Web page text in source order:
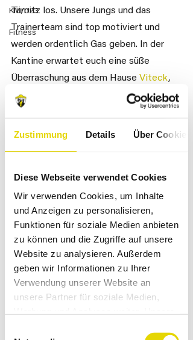
Zustimmung Details Über Cookies
Diese Webseite verwendet Cookies
Wir verwenden Cookies, um Inhalte
und Anzeigen zu personalisieren,
Funktionen für soziale Medien anbieten
zu können und die Zugriffe auf unsere
Website zu analysieren. Außerdem
geben wir Informationen zu Ihrer
Verwendung unserer Website an
unsere Partner für soziale Medien,
KM/U23
Fitness
Türnitz los. Unsere Jungs und das
Trainerteam sind top motiviert und
werden ordentlich Gas geben. In der
Kantine erwartet euch eine süße
Überraschung aus dem Hause Viteck,
Chilli und Gulaschsuppe. Wir freuen uns
neuen und heimgekehrten Spieler
begrüßen. Klickt euch gerne durch die
Spielergalerie.
Unsere U23 im Überblick
Unsere KM im Überblick
Hier noch die Spieltermine der